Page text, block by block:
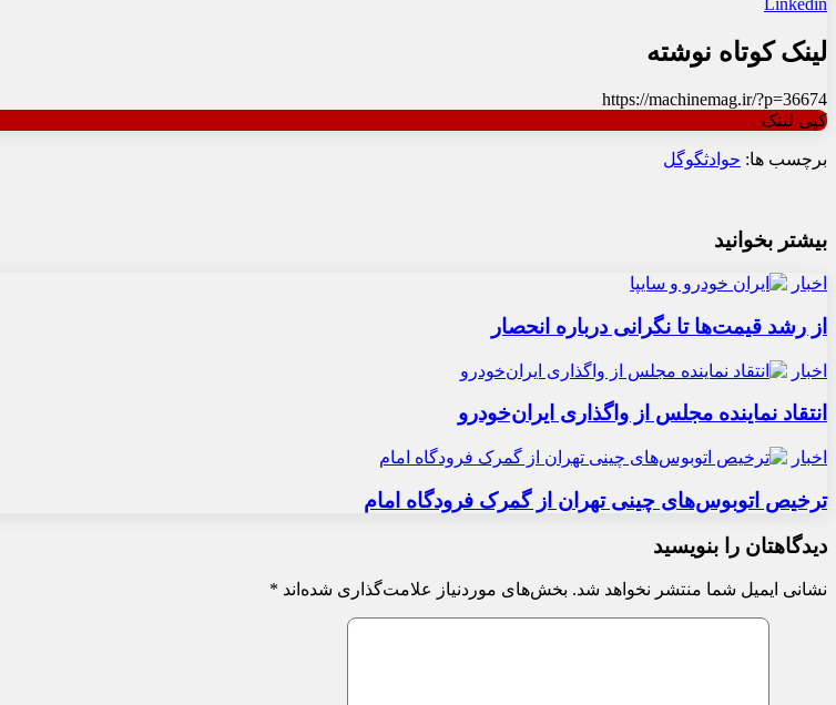
Linkedin
لینک کوتاه نوشته
https://machinemag.ir/?p=36674
کپی لینک
برچسب ها: حوادثگوگل
بیشتر بخوانید
اخبار
از رشد قیمت‌ها تا نگرانی درباره انحصار
اخبار
انتقاد نماینده مجلس از واگذاری ایران‌خودرو
اخبار
ترخیص اتوبوس‌های چینی تهران از گمرک فرودگاه امام
دیدگاهتان را بنویسید
نشانی ایمیل شما منتشر نخواهد شد. بخش‌های موردنیاز علامت‌گذاری شده‌اند *